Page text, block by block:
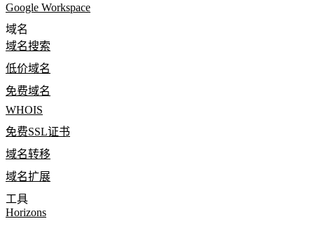
Google Workspace
域名
域名搜索
低价域名
免费域名
WHOIS
免费SSL证书
域名转移
域名扩展
工具
Horizons